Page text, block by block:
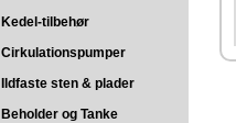
Kedel-tilbehør
Cirkulationspumper
Ildfaste sten & plader
Beholder og Tanke